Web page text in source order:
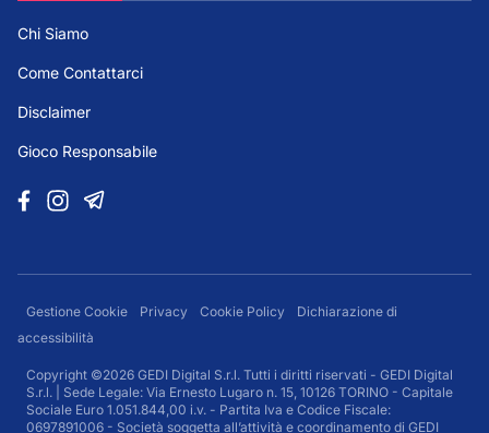
Chi Siamo
Come Contattarci
Disclaimer
Gioco Responsabile
Gestione Cookie Privacy Cookie Policy
Dichiarazione di
accessibilità
Copyright ©2026 GEDI Digital S.r.l. Tutti i diritti riservati - GEDI Digital
S.r.l. | Sede Legale: Via Ernesto Lugaro n. 15, 10126 TORINO - Capitale
Sociale Euro 1.051.844,00 i.v. - Partita Iva e Codice Fiscale:
0697891006 - Società soggetta all’attività e coordinamento di GEDI